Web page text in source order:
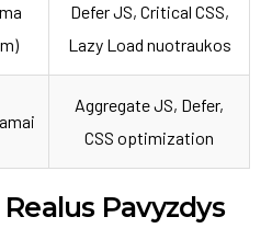
Defer JS, Critical CSS,
Lazy Load nuotraukos
Aggregate JS, Defer,
CSS optimization
Pavyzdys